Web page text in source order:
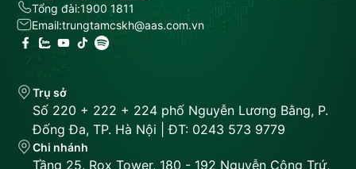
Tổng đài:1900 1811
Email:trungtamcskh@aas.com.vn
Trụ sở
Số 220 + 222 + 224 phố Nguyễn Lương Bằng, P.
Đống Đa, TP. Hà Nội | ĐT: 0243 573 9779
Chi nhánh
Tầng 25, Rox Tower, 180 - 192 Nguyễn Công Trứ,